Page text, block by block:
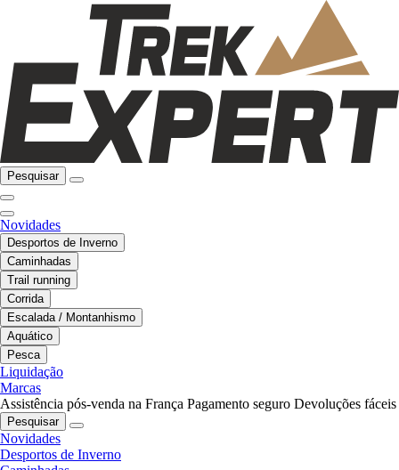
Pesquisar
Novidades
Desportos de Inverno
Caminhadas
Trail running
Corrida
Escalada / Montanhismo
Aquático
Pesca
Liquidação
Marcas
Assistência pós-venda na França Pagamento seguro Devoluções fáceis
Pesquisar
Novidades
Desportos de Inverno